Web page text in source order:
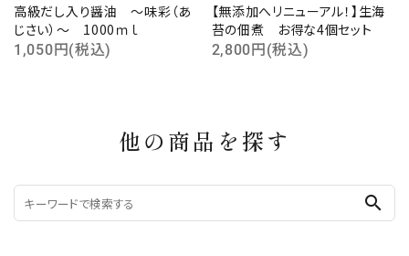
高級だし入り醤油 ～味彩（あ
じさい）～ 1000ｍｌ
1,050円(税込)
【無添加へリニューアル！】生海
苔の佃煮 お得な4個セット
2,800円(税込)
他の商品を探す
search